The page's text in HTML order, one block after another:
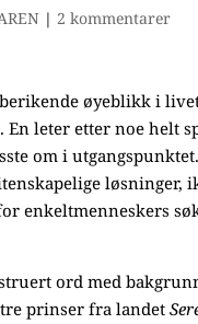
| 2 kommentarer
øyeblikk i
En leter etter noe helt
om i
løsninger,
enkeltmenneskers
ord med
prinser fra landet